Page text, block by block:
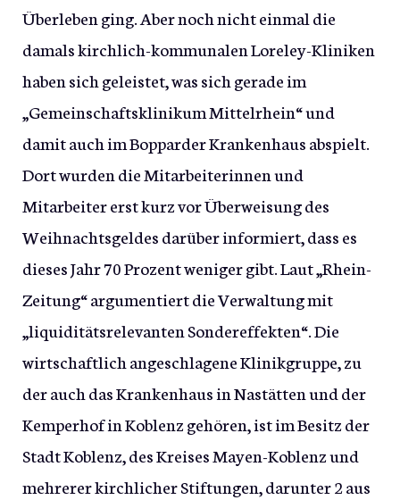
Überleben ging. Aber noch nicht einmal die
damals kirchlich-kommunalen Loreley-Kliniken
haben sich geleistet, was sich gerade im
„Gemeinschaftsklinikum Mittelrhein“ und
damit auch im Bopparder Krankenhaus abspielt.
Dort wurden die Mitarbeiterinnen und
Mitarbeiter erst kurz vor Überweisung des
Weihnachtsgeldes darüber informiert, dass es
dieses Jahr 70 Prozent weniger gibt. Laut „Rhein-
Zeitung“ argumentiert die Verwaltung mit
„liquiditätsrelevanten Sondereffekten“. Die
wirtschaftlich angeschlagene Klinikgruppe, zu
der auch das Krankenhaus in Nastätten und der
Kemperhof in Koblenz gehören, ist im Besitz der
Stadt Koblenz, des Kreises Mayen-Koblenz und
mehrerer kirchlicher Stiftungen, darunter 2 aus